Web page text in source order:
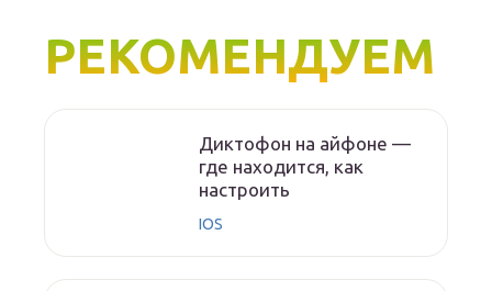
РЕКОМЕНДУЕМ
Диктофон на айфоне —
где находится, как
настроить
IOS